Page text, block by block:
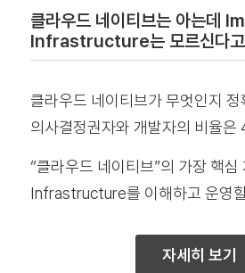
클라우드 네이티브는 아는데
Infrastructure는 모르신다
클라우드 네이티브가 무엇인지
의사결정권자와 개발자의 비율은
“클라우드 네이티브”의 가장 핵
Infrastructure를 이해하고 운영
자세히 보기